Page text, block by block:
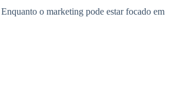
o marketing pode estar focado em